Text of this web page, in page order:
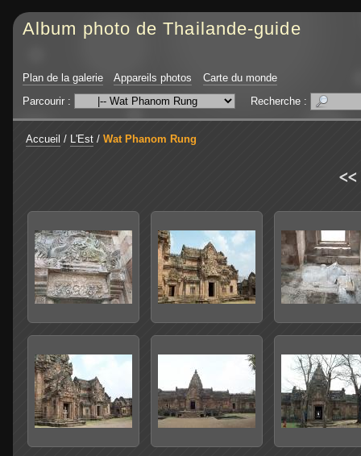
Album photo de Thailande-guide
Plan de la galerie Appareils photos
Carte du monde
Parcourir :
Recherche :
Accueil / L'Est / Wat Phanom Rung
<<